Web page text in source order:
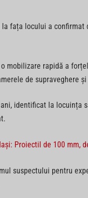
fața locului a
mobilizare rapidă a
de supraveghere
identificat la locuința
Proiectil de 100 mm,
suspectului pentru